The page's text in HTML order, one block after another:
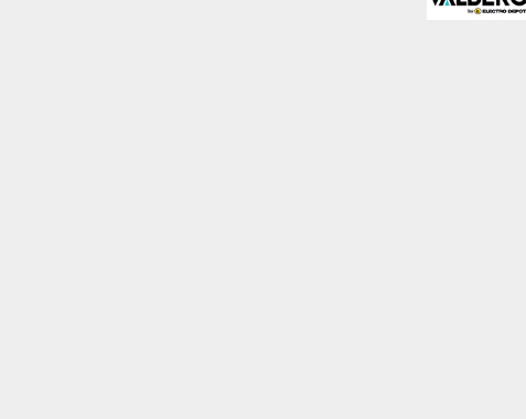
afectar la
o ser notificado de la
no almacenan ninguna
y mejorar el rendimiento